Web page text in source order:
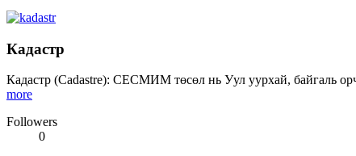
Кадастр
Кадастр (Cadastre): СЕСМИМ төсөл нь Уул уурхай, байгаль
more
Followers
0